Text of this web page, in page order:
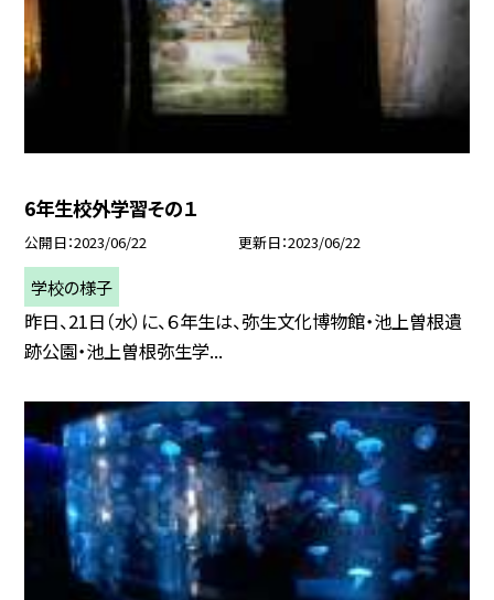
6年生校外学習その１
公開日 2023/06/22 更新日 2023/06/22
学校の様子
昨日、21日（水）に、６年生は、弥生文化博物館・池上曽根遺
跡公園・池上曽根弥生学...